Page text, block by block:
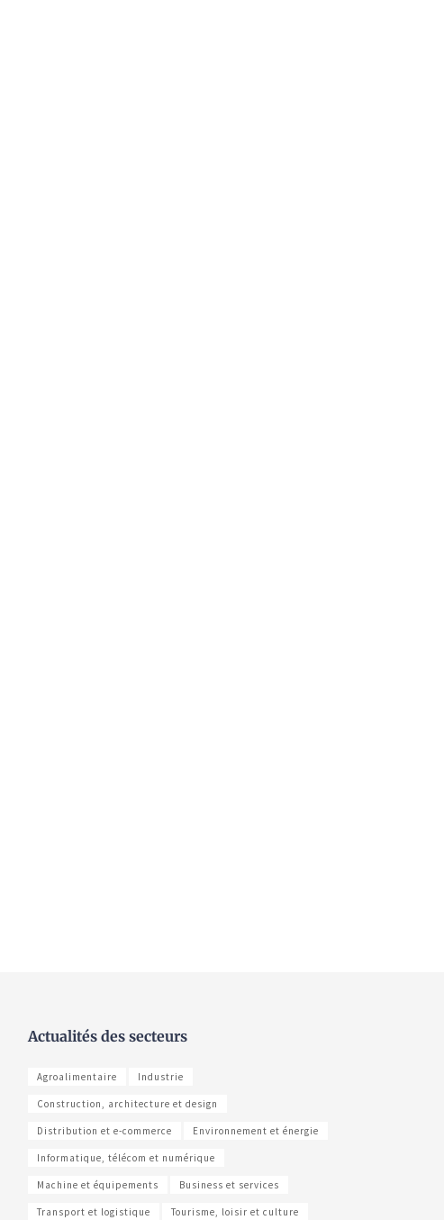
Actualités des secteurs
Agroalimentaire Industrie
Construction, architecture et design
Distribution et e-commerce Environnement et énergie
Informatique, télécom et numérique
Machine et équipements Business et services
Transport et logistique Tourisme, loisir et culture